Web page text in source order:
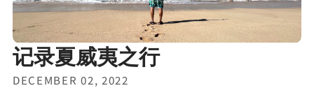
记录夏威夷之行
DECEMBER 02, 2022